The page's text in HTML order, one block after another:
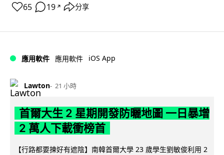
65 19 ↗ 分享
應用軟件 應用軟件 iOS App
Lawton 21 小時
首爾大生 2 星期開發防曬地圖 一日暴增
2 萬人下載衝榜首
【行路都要揀好有遮陰】南韓首爾大學 23 歲學生劉敏俊利用 2